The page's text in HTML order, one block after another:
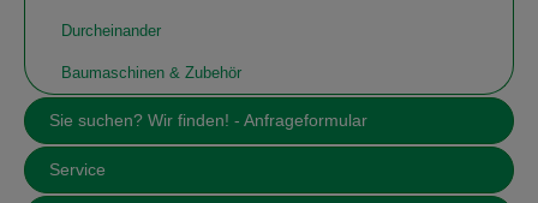
Durcheinander
Baumaschinen & Zubehör
Sie suchen? Wir finden! - Anfrageformular
Service